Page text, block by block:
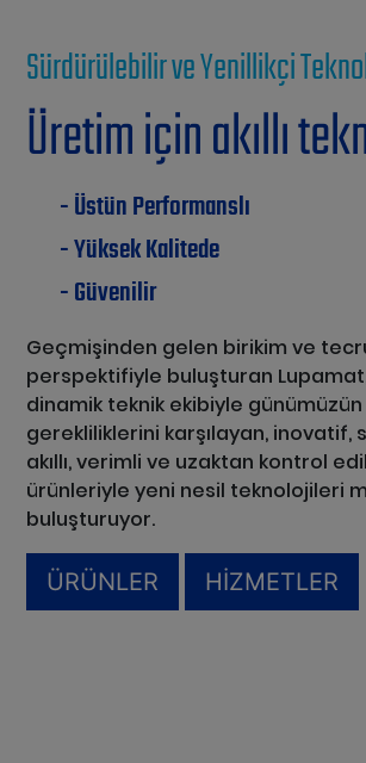
Sürdürülebilir ve Yenillikçi
Üretim için akıllı
Üstün Performanslı
Yüksek Kalitede
Güvenilir
Geçmişinden gelen birikim ve
perspektifiyle buluşturan
dinamik teknik ekibiyle
gerekliliklerini karşılayan, inovatif,
akıllı, verimli ve uzaktan kontrol
ürünleriyle yeni nesil teknolojileri
buluşturuyor.
ÜRÜNLER HİZMETLER